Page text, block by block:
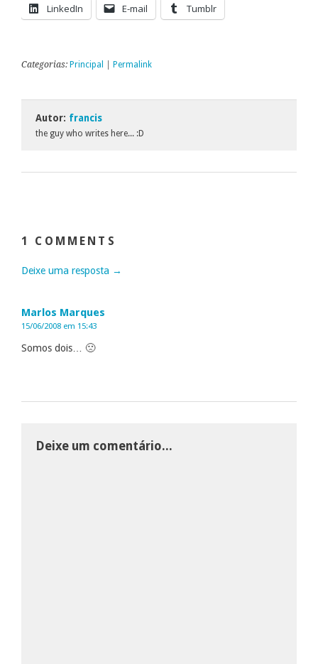
LinkedIn E-mail Tumblr
Categorias: Principal Permalink
Autor: francis
the guy who writes here... :D
1 COMMENTS
Deixe uma resposta →
Marlos Marques
15/06/2008 em 15:43
Somos dois… 🙁
Deixe um comentário...